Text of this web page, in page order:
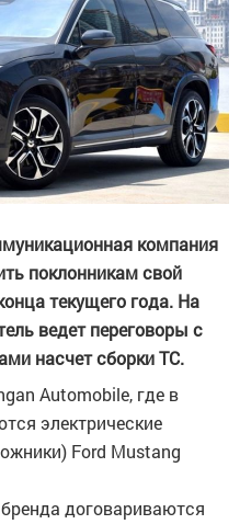
компания
поклонникам свой
текущего года. На
ведет переговоры с
насчет сборки ТС.
Automobile, где в
электрические
Ford Mustang
договариваются